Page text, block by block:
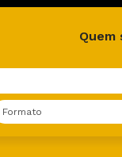
Quem
Formato